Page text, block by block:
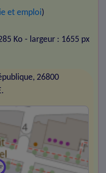
et emploi)
Ko - largeur : 1655 px
26800